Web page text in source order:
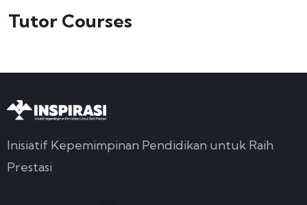
Tutor Courses
Inisiatif Kepemimpinan Pendidikan untuk Raih
Prestasi